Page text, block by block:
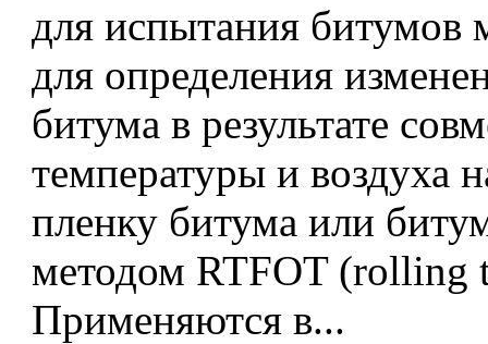
для испытания битумов
для определения
битума в результате
температуры и
пленку битума или
методом RTFOT (rolling
Применяются в...